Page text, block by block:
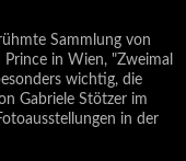
Sammlung von
in Wien, "Zweimal
wichtig, die
Gabriele Stötzer im
in der